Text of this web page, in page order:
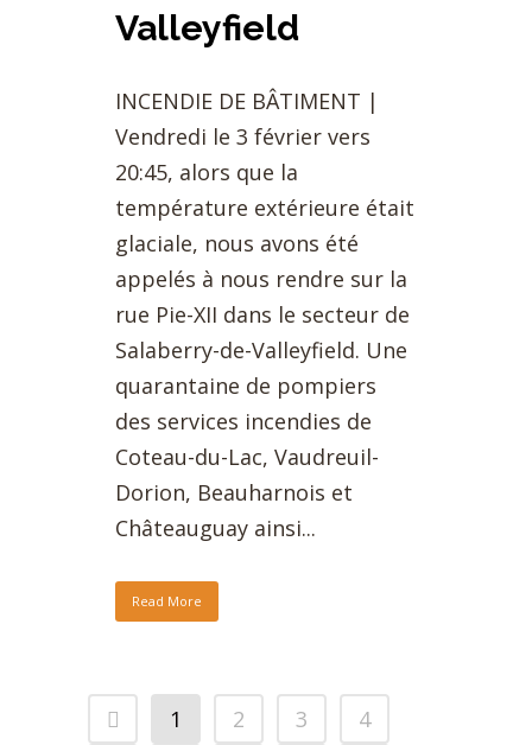
Valleyfield
INCENDIE DE BÂTIMENT |
Vendredi le 3 février vers
20:45, alors que la
température extérieure était
glaciale, nous avons été
appelés à nous rendre sur la
rue Pie-XII dans le secteur de
Salaberry-de-Valleyfield. Une
quarantaine de pompiers
des services incendies de
Coteau-du-Lac, Vaudreuil-
Dorion, Beauharnois et
Châteauguay ainsi...
Read More
1 2 3
4